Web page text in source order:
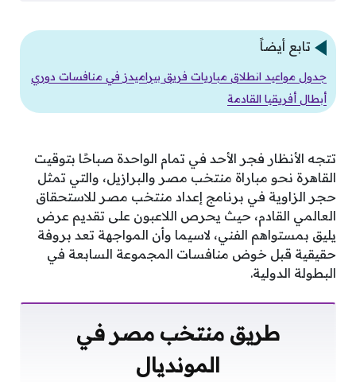
تابع أيضاً
جدول مواعيد انطلاق مباريات فريق بيراميدز في منافسات دوري
أبطال أفريقيا القادمة
تتجه الأنظار فجر الأحد في تمام الواحدة صباحًا بتوقيت
القاهرة نحو مباراة منتخب مصر والبرازيل، والتي تمثل
حجر الزاوية في برنامج إعداد منتخب مصر للاستحقاق
العالمي القادم، حيث يحرص اللاعبون على تقديم عرض
يليق بمستواهم الفني، لاسيما وأن المواجهة تعد بروفة
حقيقية قبل خوض منافسات المجموعة السابعة في
البطولة الدولية.
طريق منتخب مصر في
المونديال